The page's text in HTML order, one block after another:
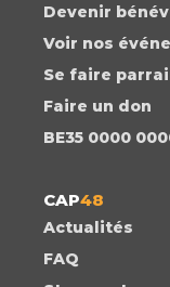
Devenir
Voir nos
Se faire
Faire un don
BE35 0000
CAP48
Actualités
FAQ